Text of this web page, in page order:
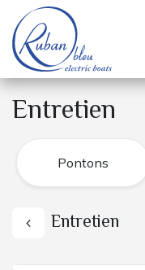
Se rendre au contenu
Entretien
Pontons
Entretien